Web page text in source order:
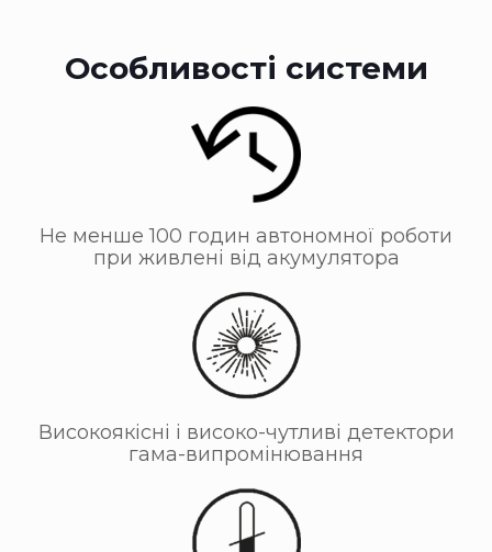
Особливості системи
Не менше 100 годин автономної роботи
при живлені від акумулятора
Високоякісні і високо-чутливі детектори
гама-випромінювання